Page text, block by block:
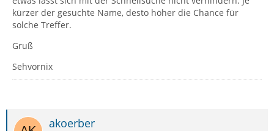
kürzer der gesuchte Name, desto höher die Chance für
solche Treffer.
Gruß
Sehvornix
akoerber